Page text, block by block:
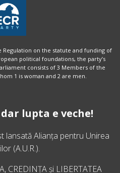
Regulation on the statute and funding of
political foundations, the party’s
consists of 3 Members of the
1 is woman and 2 are men.
lupta e veche!
lansatăAlianța pentru Unirea
(A.U.R.).
CREDINȚA și LIBERTATEA